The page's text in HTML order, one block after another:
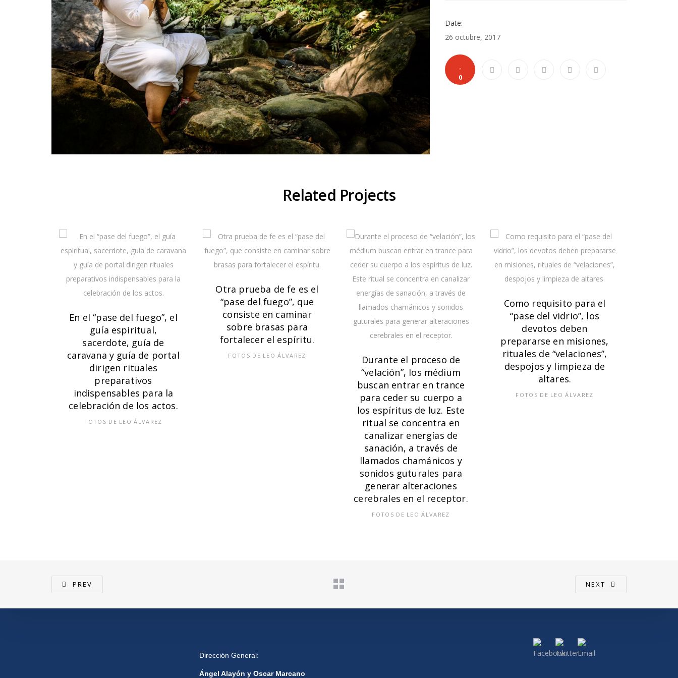
Date:
26 octubre, 2017
0
Related Projects
En el “pase del fuego”, el
guía espiritual,
sacerdote, guía de
caravana y guía de portal
dirigen rituales
preparativos
indispensables para la
celebración de los actos.
FOTOS DE LEO ÁLVAREZ
Otra prueba de fe es el
“pase del fuego”, que
consiste en caminar
sobre brasas para
fortalecer el espíritu.
FOTOS DE LEO ÁLVAREZ
Durante el proceso de
“velación”, los médium
buscan entrar en trance
para ceder su cuerpo a
los espíritus de luz. Este
ritual se concentra en
canalizar energías de
sanación, a través de
llamados chamánicos y
sonidos guturales para
generar alteraciones
cerebrales en el receptor.
FOTOS DE LEO ÁLVAREZ
Como requisito para el
“pase del vidrio”, los
devotos deben
prepararse en misiones,
rituales de “velaciones”,
despojos y limpieza de
altares.
FOTOS DE LEO ÁLVAREZ
PREV NEXT
Dirección General:
Ángel Alayón y Oscar Marcano